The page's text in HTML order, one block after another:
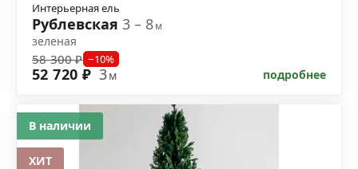
Интерьерная ель
Рублевская 3 – 8м
зеленая
58 300 ₽ −10%
52 720 ₽ 3м подробнее
В наличии
ХИТ